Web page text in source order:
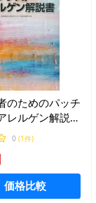
のためのパッチ
レルゲン解説
子0 (1件)
価格比較